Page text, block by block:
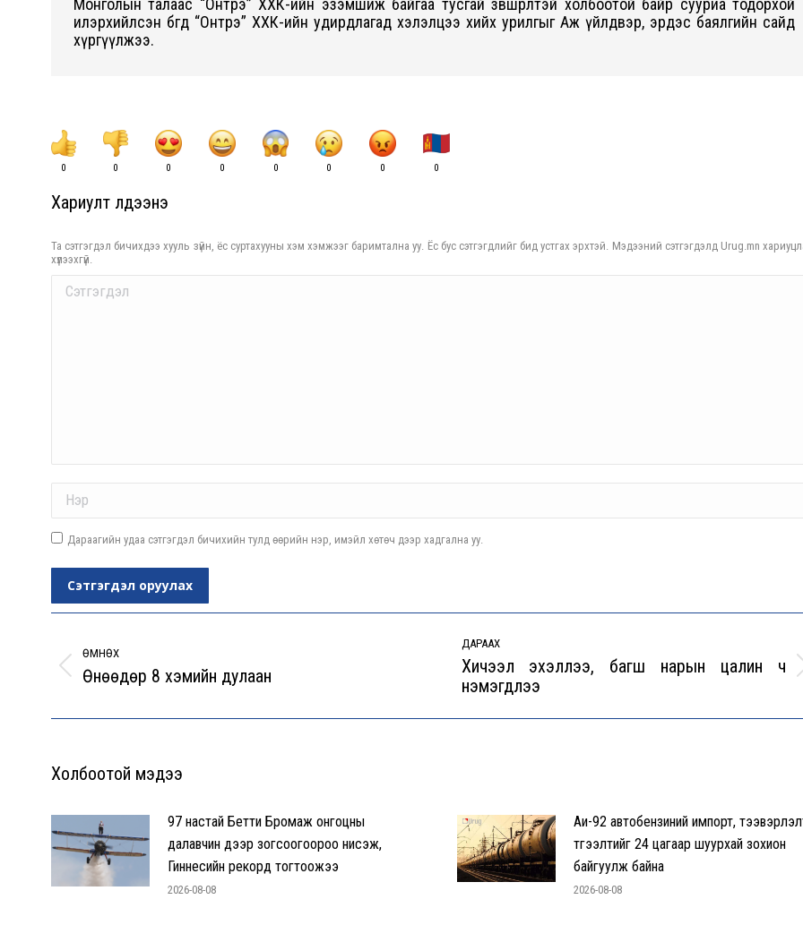
Монголын талаас “Онтрэ” ХХК-ийн эзэмшиж байгаа тусгай зөвшөөрөлтэй холбоотой байр сууриа тодорхой
илэрхийлсэн бөгөөд “Онтрэ” ХХК-ийн удирдлагад хэлэлцээ хийх урилгыг Аж үйлдвэр, эрдэс баялгийн сайд
хүргүүлжээ.
0 0 0 0 0 0 0 0
Хариулт үлдээнэ үү
Та сэтгэгдэл бичихдээ хууль зүйн, ёс суртахууны хэм хэмжээг баримтална уу. Ёс бус сэтгэгдлийг бид устгах эрхтэй. Мэдээний сэтгэгдэлд Urug.mn
хүлээхгүй.
Comment
Дараагийн удаа сэтгэгдэл бичихийн тулд өөрийн нэр, имэйл хөтөч дээр хадгална уу.
Сэтгэгдэл оруулах
navigation
ӨМНӨХ
Previous
Өнөөдөр 8 хэмийн дулаан
ДАРААХ
Next
Хичээл эхэллээ, багш нарын цалин ч
нэмэгдлээ
Холбоотой мэдээ
97 настай Бетти Бромаж онгоцны
далавчин дээр зогсоогоороо нисэж,
Гиннесийн рекорд тогтоожээ
2026-08-08
Аи-92 автобензиний импорт,
түгээлтийг 24 цагаар шуурхай зохион
байгуулж байна
2026-08-08